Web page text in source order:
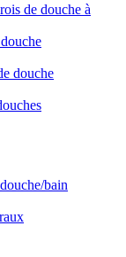
de douche à
douche
bain